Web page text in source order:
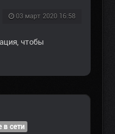
03 март 2020 16:58
, чтобы
в сети